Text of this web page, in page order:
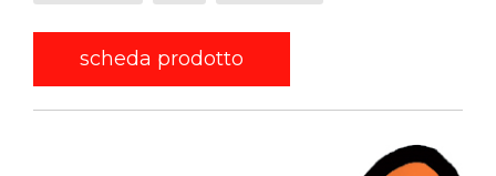
scheda prodotto